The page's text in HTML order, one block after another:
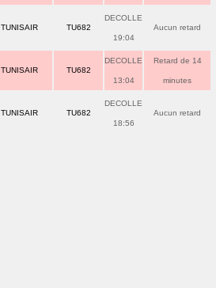
TUNISAIR TU682
DECOLLE
19:04
Aucun retard
TUNISAIR TU682
DECOLLE
13:04
Retard de 14
minutes
TUNISAIR TU682
DECOLLE
18:56
Aucun retard